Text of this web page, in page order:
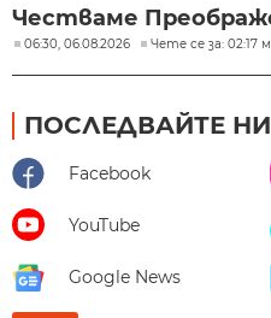
Честваме
06:30, 06.08.2026 Чете се за: 02:17
ПОСЛЕДВАЙТЕ
Facebook
YouTube
Google News